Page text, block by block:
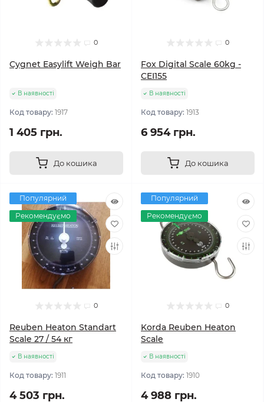
0
Cygnet Easylift Weigh Bar
В наявності
Код товару: 1917
1 405 грн.
До кошика
0
Fox Digital Scale 60kg -
CEI155
В наявності
Код товару: 1913
6 954 грн.
До кошика
Популярний
Рекомендуємо
0
Reuben Heaton Standart
Scale 27 / 54 кг
В наявності
Код товару: 1911
4 503 грн.
Популярний
Рекомендуємо
0
Korda Reuben Heaton
Scale
В наявності
Код товару: 1910
4 988 грн.